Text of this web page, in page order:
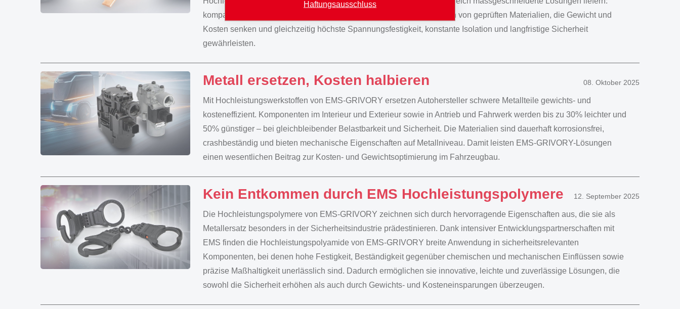
Haftungsausschluss
kompakt, langlebig und kosteneffizient. OEMs und Zulieferer profitieren von geprüften Materialien, die Gewicht und
Kosten senken und gleichzeitig höchste Spannungsfestigkeit, konstante Isolation und langfristige Sicherheit
gewährleisten.
Metall ersetzen, Kosten halbieren 08. Oktober 2025
Mit Hochleistungswerkstoffen von EMS-GRIVORY ersetzen Autohersteller schwere Metallteile gewichts- und
kosteneffizient. Komponenten im Interieur und Exterieur sowie in Antrieb und Fahrwerk werden bis zu 30% leichter und
50% günstiger – bei gleichbleibender Belastbarkeit und Sicherheit. Die Materialien sind dauerhaft korrosionsfrei,
crashbeständig und bieten mechanische Eigenschaften auf Metallniveau. Damit leisten EMS-GRIVORY-Lösungen
einen wesentlichen Beitrag zur Kosten- und Gewichtsoptimierung im Fahrzeugbau.
Kein Entkommen durch EMS Hochleistungspolymere 12. September 2025
Die Hochleistungspolymere von EMS-GRIVORY zeichnen sich durch hervorragende Eigenschaften aus, die sie als
Metallersatz besonders in der Sicherheitsindustrie prädestinieren. Dank intensiver Entwicklungspartnerschaften mit
EMS finden die Hochleistungspolyamide von EMS-GRIVORY breite Anwendung in sicherheitsrelevanten
Komponenten, bei denen hohe Festigkeit, Beständigkeit gegenüber chemischen und mechanischen Einflüssen sowie
präzise Maßhaltigkeit unerlässlich sind. Dadurch ermöglichen sie innovative, leichte und zuverlässige Lösungen, die
sowohl die Sicherheit erhöhen als auch durch Gewichts- und Kosteneinsparungen überzeugen.